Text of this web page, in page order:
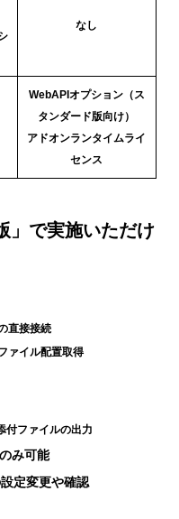
なし
WebAPIオプション（ス
タンダード版向け）
アドオンランタイムライ
センス
」で実施いただけ
直接接続
ァイル配置取得
付ファイルの出力
み可能
定変更や確認